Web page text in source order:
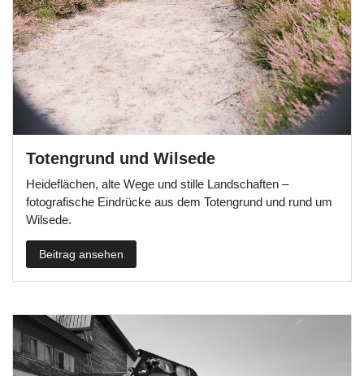
Totengrund und Wilsede
Heideflächen, alte Wege und stille Landschaften –
fotografische Eindrücke aus dem Totengrund und rund um
Wilsede.
Beitrag ansehen